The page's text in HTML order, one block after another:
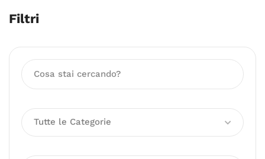
Filtri
Tutte le Categorie